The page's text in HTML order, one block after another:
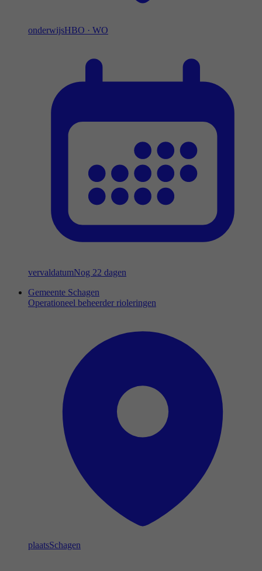
onderwijsHBO · WO
vervaldatumNog 22 dagen
Gemeente Schagen
Operationeel beheerder rioleringen
plaatsSchagen